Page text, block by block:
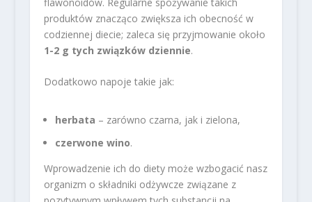
produktów znacząco zwiększa ich obecność w
codziennej diecie; zaleca się przyjmowanie około
1-2 g tych związków dziennie.
Dodatkowo napoje takie jak:
herbata – zarówno czarna, jak i zielona,
czerwone wino.
Wprowadzenie ich do diety może wzbogacić nasz
organizm o składniki odżywcze związane z